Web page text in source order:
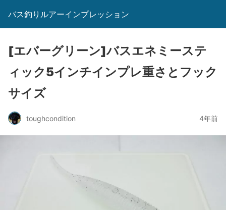
バス釣りルアーインプレッション
[エバーグリーン]バスエネミーステ
ィック5インチインプレ重さとフック
サイズ
toughcondition 4年前